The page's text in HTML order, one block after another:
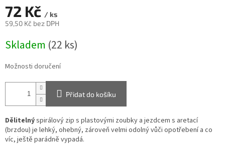
72 Kč / ks
59,50 Kč bez DPH
cena:
Skladem (22 ks)
Možnosti doručení
Přidat do košíku
Dělitelnýspirálový zip s plastovými zoubky a jezdcem s aretací
(brzdou) je lehký, ohebný, zároveň velmi odolný vůči opotřebení a co
víc, ještě parádně vypadá.